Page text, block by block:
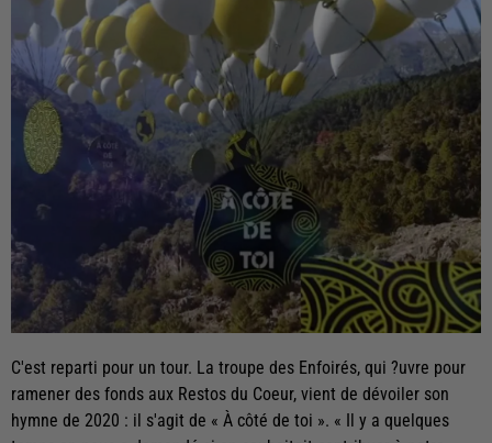
C'est reparti pour un tour. La troupe des Enfoirés, qui ?uvre pour
ramener des fonds aux Restos du Coeur, vient de dévoiler son
hymne de 2020 : il s'agit de « À côté de toi ». « Il y a quelques